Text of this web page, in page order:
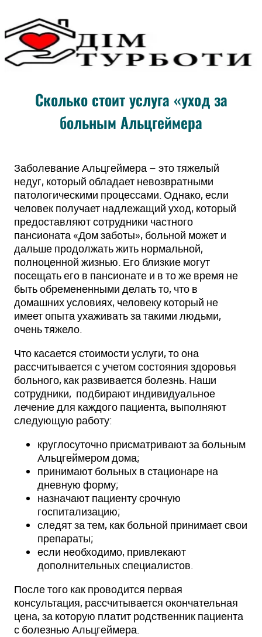
Сколько стоит услуга «уход за
больным Альцгеймера
Заболевание Альцгеймера – это тяжелый
недуг, который обладает невозвратными
патологическими процессами. Однако, если
человек получает надлежащий уход, который
предоставляют сотрудники частного
пансионата «Дом заботы», больной может и
дальше продолжать жить нормальной,
полноценной жизнью. Его близкие могут
посещать его в пансионате и в то же время не
быть обремененными делать то, что в
домашних условиях, человеку который не
имеет опыта ухаживать за такими людьми,
очень тяжело.
Что касается стоимости услуги, то она
рассчитывается с учетом состояния здоровья
больного, как развивается болезнь. Наши
сотрудники, подбирают индивидуальное
лечение для каждого пациента, выполняют
следующую работу:
круглосуточно присматривают за больным
Альцгеймером дома;
принимают больных в стационаре на
дневную форму;
назначают пациенту срочную
госпитализацию;
следят за тем, как больной принимает свои
препараты;
если необходимо, привлекают
дополнительных специалистов.
После того как проводится первая
консультация, рассчитывается окончательная
цена, за которую платит родственник пациента
с болезнью Альцгеймера.